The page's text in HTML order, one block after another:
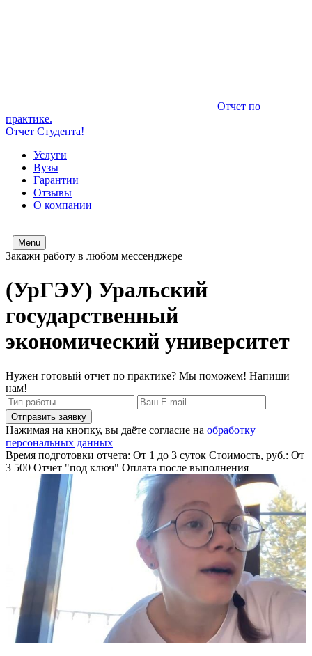
Отчет по
практике.
Отчет Студента!
Услуги
Вузы
Гарантии
Отзывы
О компании
Menu
Закажи работу в любом мессенджере
(УрГЭУ) Уральский
государственный
экономический университет
Нужен готовый отчет по практике? Мы поможем! Напиши
нам!
Отправить заявку
Нажимая на кнопку, вы даёте согласие на обработку
персональных данных
Время подготовки отчета: От 1 до 3 суток Стоимость, руб.: От
3 500 Отчет "под ключ" Оплата после выполнения